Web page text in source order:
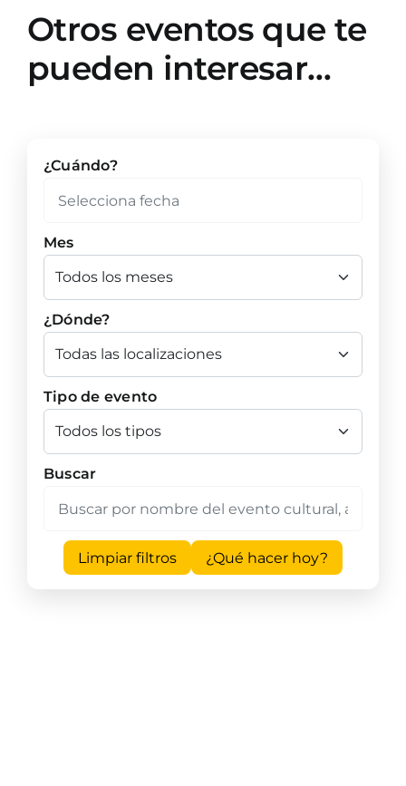
Otros eventos que te
pueden interesar…
¿Cuándo?
Mes
¿Dónde?
Tipo de evento
Buscar
Limpiar filtros ¿Qué hacer hoy?